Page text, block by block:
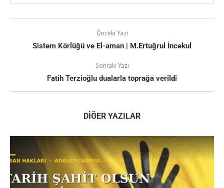
Önceki Yazı
Sistem Körlüğü ve El-aman | M.Ertuğrul İncekul
Sonraki Yazı
Fatih Terzioğlu dualarla toprağa verildi
DIĞER YAZILAR